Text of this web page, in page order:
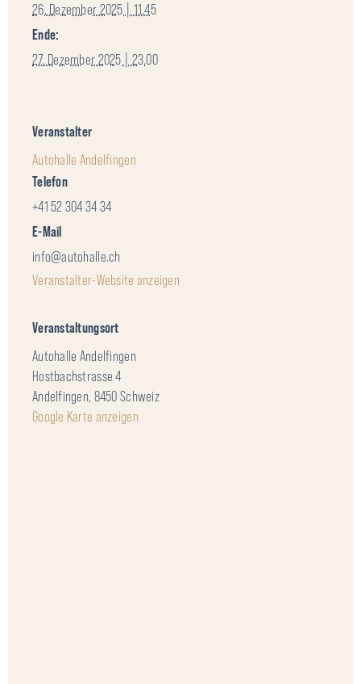
26. Dezember 2025 | 11.45
Ende:
27. Dezember 2025 | 23.00
Veranstalter
Autohalle Andelfingen
Telefon
+41 52 304 34 34
E-Mail
info@autohalle.ch
Veranstalter-Website anzeigen
Veranstaltungsort
Autohalle Andelfingen
Hostbachstrasse 4
Andelfingen, 8450Schweiz
Google Karte anzeigen